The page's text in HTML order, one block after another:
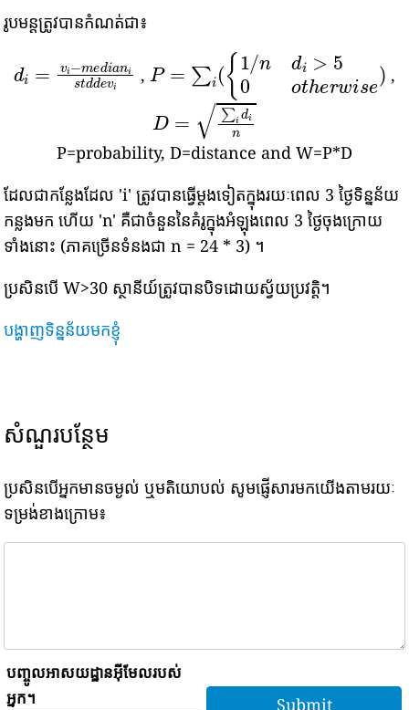
រូបមន្តត្រូវបានកំណត់ជា៖
i− media dev i
,
i({1 / nd i>5 ot he rw e
,
D din
P=probability, D=distance and W=P*D
ដែលជាកន្លែងដែល 'i' ត្រូវបានធ្វើម្តងទៀតក្នុងរយៈពេល 3 ថ្ងៃទិន្នន័យ
កន្លងមក ហើយ 'n' គឺជាចំនួននៃគំរូក្នុងអំឡុងពេល 3 ថ្ងៃចុងក្រោយ
ទាំងនោះ (ភាគច្រើនទំនងជា n = 24 * 3) ។
ប្រសិនបើ W>30 ស្ថានីយ៍ត្រូវបានបិទដោយស្វ័យប្រវត្តិ។
បង្ហាញទិន្នន័យមកខ្ញុំ
សំណួរបន្ថែម
ប្រសិនបើអ្នកមានចម្ងល់ ឬមតិយោបល់ សូមផ្ញើសារមកយើងតាមរយៈ
ទម្រង់ខាងក្រោម៖
បញ្ចូលអាសយដ្ឋានអ៊ីមែលរបស់
អ្នក។